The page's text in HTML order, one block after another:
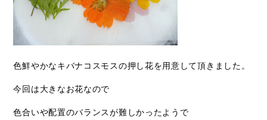
色鮮やかなキバナコスモスの押し花を用意して頂きました。
今回は大きなお花なので
色合いや配置のバランスが難しかったようで